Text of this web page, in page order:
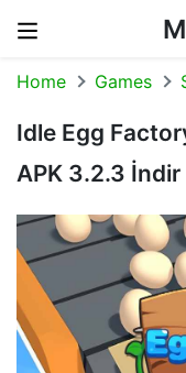
Home Games
Idle Egg
APK 3.2.3 İndir